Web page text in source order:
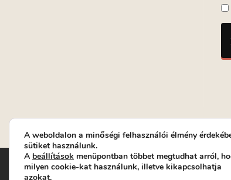
Turay Ida Színház Közhasznú Nonprofit Kft. |
A weboldalon a minőségi felhasználói élmény
sütiket használunk.
A beállítások menüpontban többet megtudhat arról,
milyen cookie-kat használunk, illetve kikapcsolhatja
azokat.